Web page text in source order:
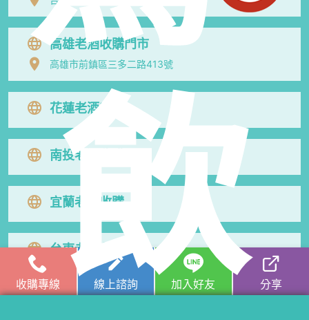
高雄老酒收購門市
高雄市前鎮區三多二路413號
花蓮老酒收購
南投老酒收購
宜蘭老酒收購
台東老酒收購
屏東老酒收購
收購專線 線上諮詢 加入好友 分享
飲